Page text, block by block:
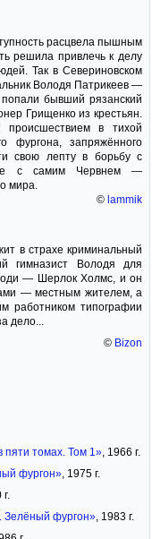
расцвела пышным
решила привлечь к делу
Так в Севериновском
Володя Патрикеев —
бывший рязанский
Грищенко из крестьян.
в тихой
фургона, запряжённого
свою лепту в борьбу с
с самим Червнем —
мира.
© lammik
в страхе криминальный
гимназист Володя для
— Шерлок Холмс, и он
— местным жителем, а
работником типографии
дело...
© Bizon
пяти томах. Том 1», 1966 г.
фургон», 1975 г.
Зелёный фургон», 1983 г.